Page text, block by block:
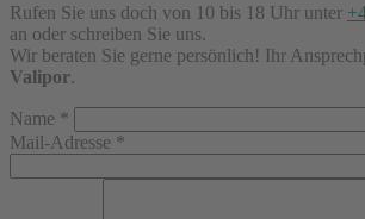
Rufen Sie uns doch von 10 bis 18 Uhr unter
an oder schreiben Sie uns.
Wir beraten Sie gerne persönlich! Ihr
Valipor.
Name *
Mail-Adresse *